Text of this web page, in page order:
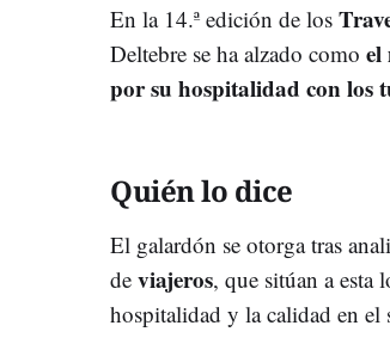
En la 14.ª edición de los
Deltebre se ha alzado como el
por su hospitalidad con los
Quién lo dice
El galardón se otorga tras
de viajeros, que sitúan a esta
hospitalidad y la calidad en el